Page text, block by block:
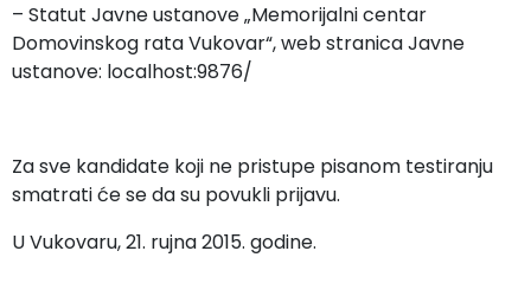
– Statut Javne ustanove „Memorijalni centar
Domovinskog rata Vukovar“, web stranica Javne
ustanove: localhost:9876/
Za sve kandidate koji ne pristupe pisanom testiranju
smatrati će se da su povukli prijavu.
U Vukovaru, 21. rujna 2015. godine.